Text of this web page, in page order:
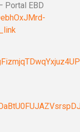
Portal EBD